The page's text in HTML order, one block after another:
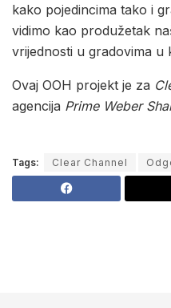
kako pojedincima tako i
vidimo kao produžetak
vrijednosti u gradovima u
Ovaj OOH projekt je za
agencija Prime Weber
Tags: Clear Channel